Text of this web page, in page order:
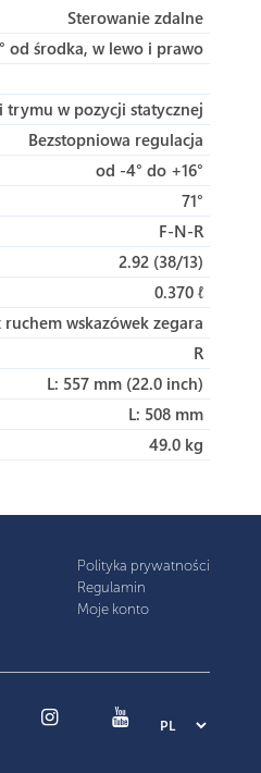
Sterowanie zdalne
od środka, w lewo i prawo
trymu w pozycji statycznej
Bezstopniowa regulacja
od -4° do +16°
71°
F-N-R
2.92 (38/13)
0.370 ℓ
wskazówek zegara
R
L: 557 mm (22.0 inch)
L: 508 mm
49.0 kg
Polityka prywatności
Regulamin
Moje konto